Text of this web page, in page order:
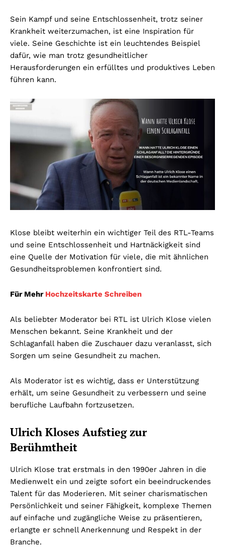
Sein Kampf und seine Entschlossenheit, trotz seiner
Krankheit weiterzumachen, ist eine Inspiration für
viele. Seine Geschichte ist ein leuchtendes Beispiel
dafür, wie man trotz gesundheitlicher
Herausforderungen ein erfülltes und produktives Leben
führen kann.
Klose bleibt weiterhin ein wichtiger Teil des RTL-Teams
und seine Entschlossenheit und Hartnäckigkeit sind
eine Quelle der Motivation für viele, die mit ähnlichen
Gesundheitsproblemen konfrontiert sind.
Für Mehr Hochzeitskarte Schreiben
Als beliebter Moderator bei RTL ist Ulrich Klose vielen
Menschen bekannt. Seine Krankheit und der
Schlaganfall haben die Zuschauer dazu veranlasst, sich
Sorgen um seine Gesundheit zu machen.
Als Moderator ist es wichtig, dass er Unterstützung
erhält, um seine Gesundheit zu verbessern und seine
berufliche Laufbahn fortzusetzen.
Ulrich Kloses Aufstieg zur
Berühmtheit
Ulrich Klose trat erstmals in den 1990er Jahren in die
Medienwelt ein und zeigte sofort ein beeindruckendes
Talent für das Moderieren. Mit seiner charismatischen
Persönlichkeit und seiner Fähigkeit, komplexe Themen
auf einfache und zugängliche Weise zu präsentieren,
erlangte er schnell Anerkennung und Respekt in der
Branche.